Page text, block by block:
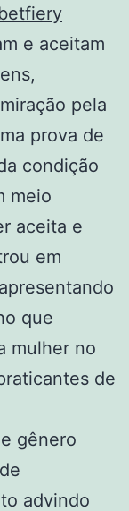
e aceitam
pela
prova de
condição
meio
aceita e
em
que
mulher no
de
gênero
advindo